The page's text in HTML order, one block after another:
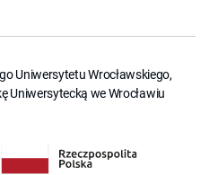
Uniwersytetu Wrocławskiego,
Uniwersytecką we Wrocławiu